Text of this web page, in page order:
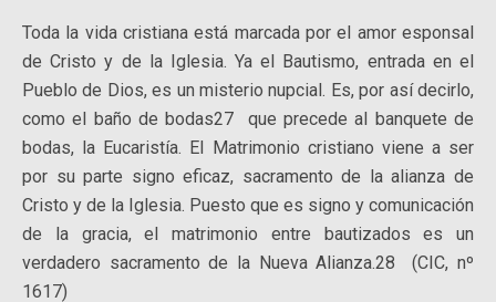
Toda la vida cristiana está marcada por el amor esponsal
de Cristo y de la Iglesia. Ya el Bautismo, entrada en el
Pueblo de Dios, es un misterio nupcial. Es, por así decirlo,
como el baño de bodas27 que precede al banquete de
bodas, la Eucaristía. El Matrimonio cristiano viene a ser
por su parte signo eficaz, sacramento de la alianza de
Cristo y de la Iglesia. Puesto que es signo y comunicación
de la gracia, el matrimonio entre bautizados es un
verdadero sacramento de la Nueva Alianza.28 (CIC, nº
1617)